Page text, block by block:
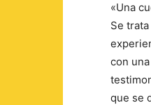
«Una
Se
con
que se